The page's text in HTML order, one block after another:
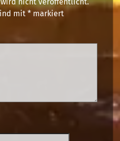
mit *markiert